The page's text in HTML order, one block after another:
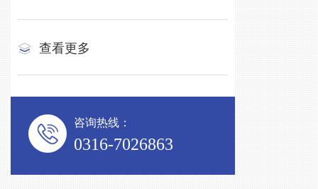
查看更多
咨询热线：
0316-7026863